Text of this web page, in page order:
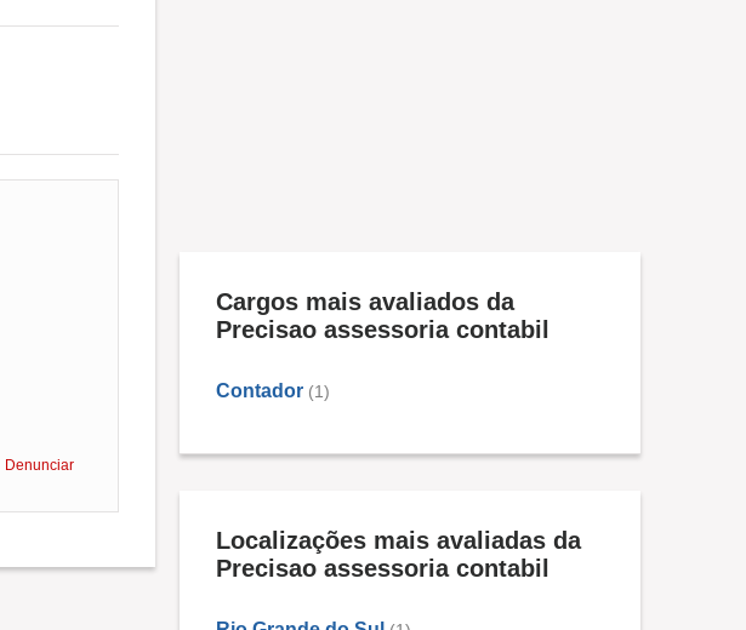
Denunciar
Cargos mais avaliados da
Precisao assessoria contabil
Contador (1)
Localizações mais avaliadas da
Precisao assessoria contabil